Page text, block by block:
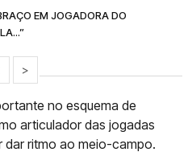
EM JOGADORA DO
>
no esquema de
articulador das jogadas
dar ritmo ao meio-campo.